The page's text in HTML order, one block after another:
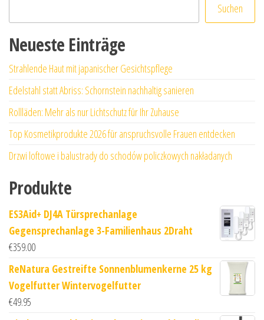
Suchen
Neueste Einträge
Strahlende Haut mit japanischer Gesichtspflege
Edelstahl statt Abriss: Schornstein nachhaltig sanieren
Rollläden: Mehr als nur Lichtschutz für Ihr Zuhause
Top Kosmetikprodukte 2026 für anspruchsvolle Frauen entdecken
Drzwi loftowe i balustrady do schodów policzkowych nakładanych
Produkte
ES3Aid+ DJ4A Türsprechanlage
Gegensprechanlage 3-Familienhaus 2Draht
€359.00
ReNatura Gestreifte Sonnenblumenkerne 25 kg
Vogelfutter Wintervogelfutter
€49.95